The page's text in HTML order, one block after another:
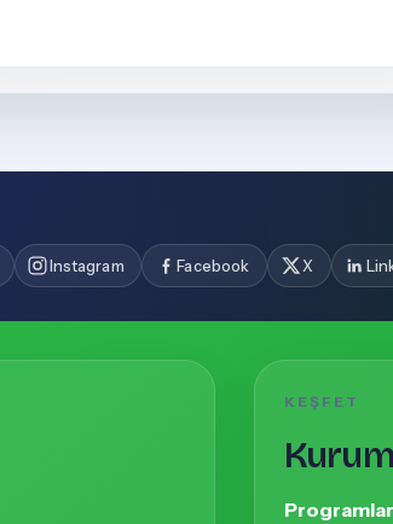
Instagram Facebook X
KEŞFET
Programlar